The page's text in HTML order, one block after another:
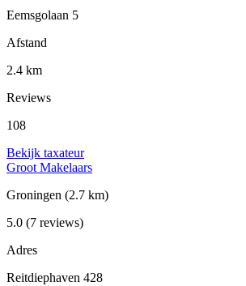
Eemsgolaan 5
Afstand
2.4 km
Reviews
108
Bekijk taxateur
Groot Makelaars
Groningen (2.7 km)
5.0 (7 reviews)
Adres
Reitdiephaven 428